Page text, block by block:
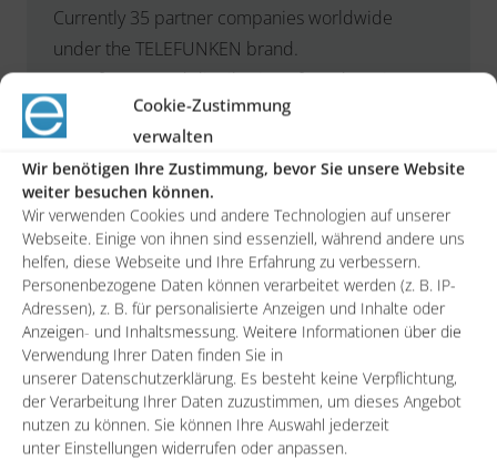
Cookie-Zustimmung
verwalten
Wir benötigen Ihre Zustimmung, bevor Sie unsere Website
weiter besuchen können.
Wir verwenden Cookies und andere Technologien auf unserer
Webseite. Einige von ihnen sind essenziell, während andere uns
helfen, diese Webseite und Ihre Erfahrung zu verbessern.
Personenbezogene Daten können verarbeitet werden (z. B. IP-
Adressen), z. B. für personalisierte Anzeigen und Inhalte oder
Anzeigen- und Inhaltsmessung. Weitere Informationen über die
Verwendung Ihrer Daten finden Sie in
unserer Datenschutzerklärung. Es besteht keine Verpflichtung,
der Verarbeitung Ihrer Daten zuzustimmen, um dieses Angebot
nutzen zu können. Sie können Ihre Auswahl jederzeit
unter Einstellungen widerrufen oder anpassen.
Currently 35 partner companies worldwide
under the TELEFUNKEN brand.
Manufacture and distribution of products in
over 120 countries.
The initial situation
Telefunken has been using a standard
implementation of Salesforce for some time now
In the course of daily work, further requirements
and customer-specific improvements were
identified
There was no process supported by the system to
acquire new customers